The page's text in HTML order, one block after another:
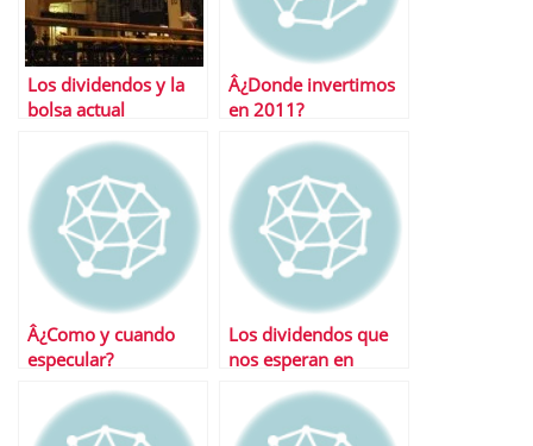
Los dividendos y la
bolsa actual
Â¿Donde invertimos
en 2011?
Â¿Como y cuando
especular?
Los dividendos que
nos esperan en